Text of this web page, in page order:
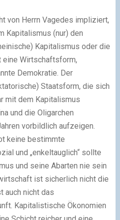
von Herrn Vagedes impliziert,
Kapitalismus (nur) den
Kapitalismus oder die
Wirtschaftsform,
Demokratie. Der
Staatsform, die sich
mit dem Kapitalismus
und die Oligarchen
vorbildlich aufzeigen.
keine bestimmte
und „enkeltauglich“ sollte
und seine Abarten nie sein
ist sicherlich nicht die
auch nicht das
Kapitalistische Ökonomien